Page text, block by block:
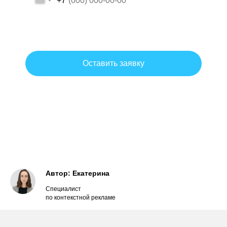
Оставить заявку
Автор: Екатерина
Специалист
по контекстной рекламе